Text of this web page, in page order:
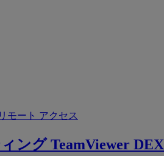
モート アクセス
ング TeamViewer DEX